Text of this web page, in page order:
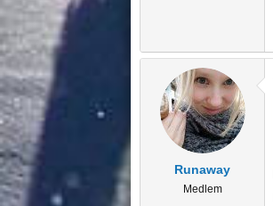
Runaway
Medlem